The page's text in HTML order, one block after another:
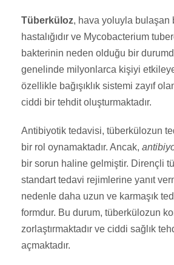
Tüberküloz, hava yoluyla bulaşan
hastalığıdır ve Mycobacterium
bakterinin neden olduğu bir
genelinde milyonlarca kişiyi
özellikle bağışıklık sistemi zayıf
ciddi bir tehdit oluşturmaktadır.
Antibiyotik tedavisi, tüberkülozun
bir rol oynamaktadır. Ancak,
bir sorun haline gelmiştir. Dirençli
standart tedavi rejimlerine yanıt
nedenle daha uzun ve karmaşık
formdur. Bu durum, tüberkülozun
zorlaştırmaktadır ve ciddi sağlık
açmaktadır.